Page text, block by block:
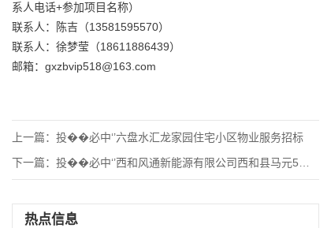
系人电话+参加项目名称）
联系人：陈吉（13581595570）
联系人：徐梦莹（18611886439）
邮箱：gxzbvip518@163.com
上一篇： 投��必中‘’六盘水汇龙家园住宅小区物业服务招标
下一篇： 投��必中‘’西和风通新能源有限公司西和县马元5万千瓦风电项
热点信息